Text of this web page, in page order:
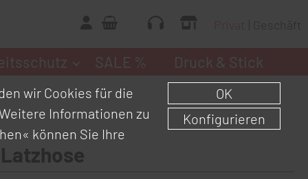
Geschäft
wir Cookies für die
Informationen zu
können Sie Ihre
OK
Konfigurieren